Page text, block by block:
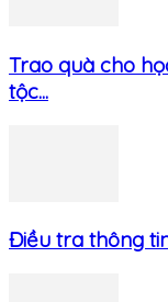
Trao quà cho
tộc...
Điều tra thông